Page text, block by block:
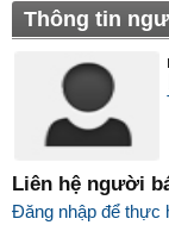
Thông tin
Liên hệ người
Đăng nhập để thực